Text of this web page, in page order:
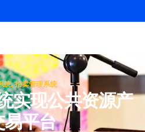
统,拍卖管理系统
实现公共资源产
易平台